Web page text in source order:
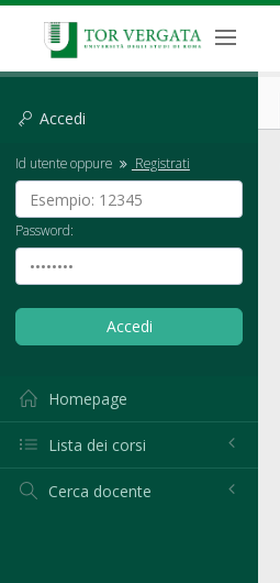
Accedi
Id utente oppure Registrati
Password:
Homepage
Lista dei corsi
Cerca docente